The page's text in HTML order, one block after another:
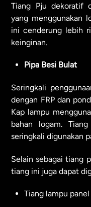
Tiang Pju dekoratif
yang menggunakan
ini cenderung lebih
keinginan.
Pipa Besi Bulat
Seringkali
dengan FRP dan
Kap lampu
bahan logam.
seringkali digunakan
Selain sebagai tiang
tiang ini juga dapat
Tiang lampu panel